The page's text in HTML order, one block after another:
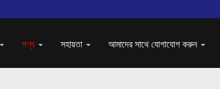
পণ্য সহায়তা আমাদের সাথে যোগাযোগ করুন